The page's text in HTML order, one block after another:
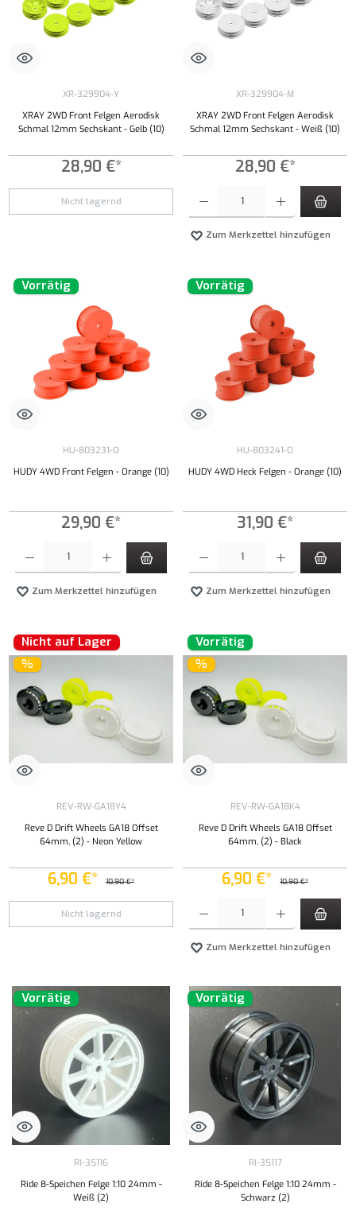
XR-329904-Y
XRAY 2WD Front Felgen Aerodisk
Schmal 12mm Sechskant - Gelb (10)
28,90 €*
Nicht lagernd
XR-329904-M
XRAY 2WD Front Felgen Aerodisk
Schmal 12mm Sechskant - Weiß (10)
28,90 €*
Zum Merkzettel hinzufügen
Vorrätig
HU-803231-O
HUDY 4WD Front Felgen - Orange (10)
29,90 €*
Zum Merkzettel hinzufügen
Vorrätig
HU-803241-O
HUDY 4WD Heck Felgen - Orange (10)
31,90 €*
Zum Merkzettel hinzufügen
Nicht auf Lager
%
REV-RW-GA18Y4
Reve D Drift Wheels GA18 Offset
64mm, (2) - Neon Yellow
6,90 €* 10,90 €*
Nicht lagernd
Vorrätig
%
REV-RW-GA18K4
Reve D Drift Wheels GA18 Offset
64mm, (2) - Black
6,90 €* 10,90 €*
Zum Merkzettel hinzufügen
Vorrätig
RI-35116
Ride 8-Speichen Felge 1:10 24mm -
Weiß (2)
Vorrätig
RI-35117
Ride 8-Speichen Felge 1:10 24mm -
Schwarz (2)